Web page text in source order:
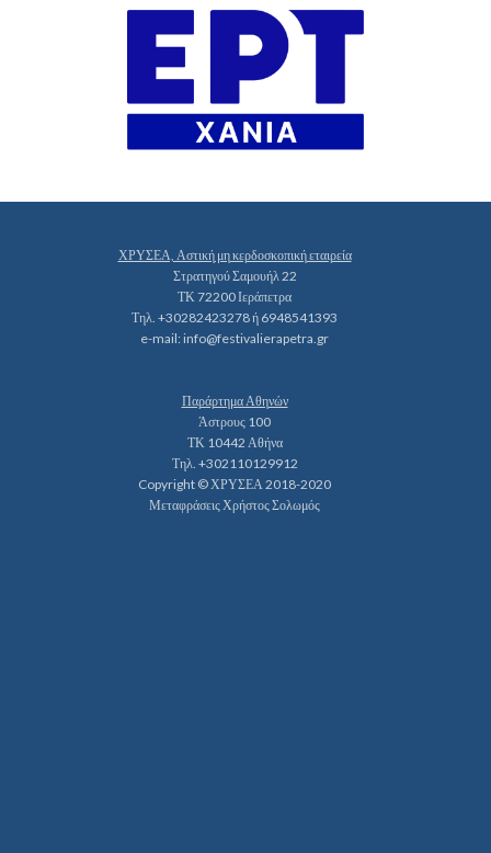
ΧΡΥΣΕΑ, Αστική μη κερδοσκοπική εταιρεία
Στρατηγού Σαμουήλ 22
ΤΚ 72200 Ιεράπετρα
Τηλ. +30282423278 ή 6948541393
e-mail:info@festivalierapetra.gr
Παράρτημα Αθηνών
Άστρους 100
ΤΚ 10442 Αθήνα
Τηλ. +302110129912
Copyright © ΧΡΥΣΕΑ 2018-2020
Μεταφράσεις Χρήστος Σολωμός